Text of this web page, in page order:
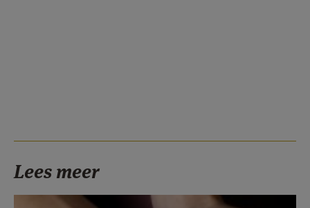
Lees meer